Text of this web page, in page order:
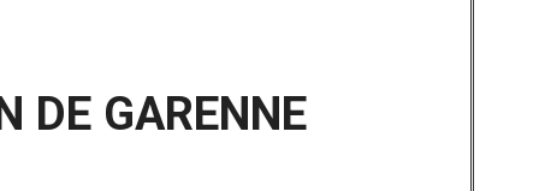
DE GARENNE